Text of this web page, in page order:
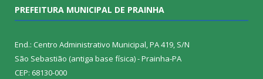
PREFEITURA MUNICIPAL DE PRAINHA
End.: Centro Administrativo Municipal, PA 419, S/N
São Sebastião (antiga base física) - Prainha-PA
CEP: 68130-000